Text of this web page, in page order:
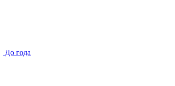
До года